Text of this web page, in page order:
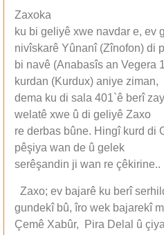
Zaxoka
ku bi geliyê xwe navdar e, ev
nivîskarê Yûnanî (Zînofon) di
bi navê (Anabasîs an Vegera
kurdan (Kurdux) aniye ziman,
dema ku di sala 401`ê berî
welatê xwe û di geliyê Zaxo
re derbas bûne. Hingî kurd di
pêşiya wan de û gelek
serêşandin ji wan re çêkirine..
Zaxo; ev bajarê ku berî
gundekî bû, îro wek bajarekî
Çemê Xabûr, Pira Delal û